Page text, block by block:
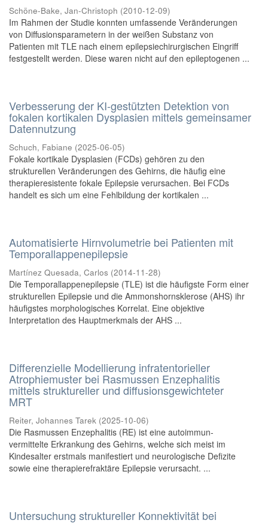
Schöne-Bake, Jan-Christoph (2010-12-09)
Im Rahmen der Studie konnten umfassende Veränderungen
von Diffusionsparametern in der weißen Substanz von
Patienten mit TLE nach einem epilepsiechirurgischen Eingriff
festgestellt werden. Diese waren nicht auf den epileptogenen ...
Verbesserung der KI-gestützten Detektion von
fokalen kortikalen Dysplasien mittels gemeinsamer
Datennutzung
Schuch, Fabiane (2025-06-05)
Fokale kortikale Dysplasien (FCDs) gehören zu den
strukturellen Veränderungen des Gehirns, die häufig eine
therapieresistente fokale Epilepsie verursachen. Bei FCDs
handelt es sich um eine Fehlbildung der kortikalen ...
Automatisierte Hirnvolumetrie bei Patienten mit
Temporallappenepilepsie
Martínez Quesada, Carlos (2014-11-28)
Die Temporallappenepilepsie (TLE) ist die häufigste Form einer
strukturellen Epilepsie und die Ammonshornsklerose (AHS) ihr
häufigstes morphologisches Korrelat. Eine objektive
Interpretation des Hauptmerkmals der AHS ...
Differenzielle Modellierung infratentorieller
Atrophiemuster bei Rasmussen Enzephalitis
mittels struktureller und diffusionsgewichteter
MRT
Reiter, Johannes Tarek (2025-10-06)
Die Rasmussen Enzephalitis (RE) ist eine autoimmun-
vermittelte Erkrankung des Gehirns, welche sich meist im
Kindesalter erstmals manifestiert und neurologische Defizite
sowie eine therapierefraktäre Epilepsie verursacht. ...
Untersuchung struktureller Konnektivität bei